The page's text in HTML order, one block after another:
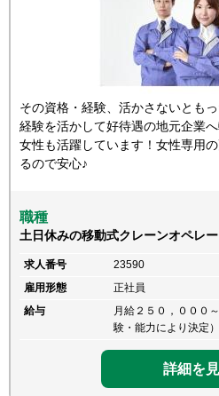
その資格・経験、活かさないともっ
経験を活かして好待遇の地元企業へ
女性も活躍しています！女性専用
るので安心♪
職種
土日休みの移動式クレーンオペレ
求人番号
23590
雇用形態
正社員
給与
月給２５０，０００
験・能力により決定
詳細を